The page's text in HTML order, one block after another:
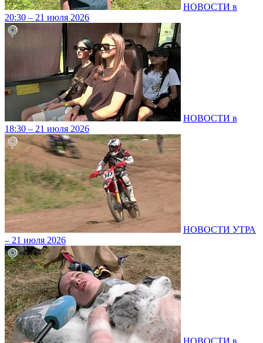
НОВОСТИ в
20:30 – 21 июля 2026
НОВОСТИ в
18:30 – 21 июля 2026
НОВОСТИ УТРА
– 21 июля 2026
НОВОСТИ в